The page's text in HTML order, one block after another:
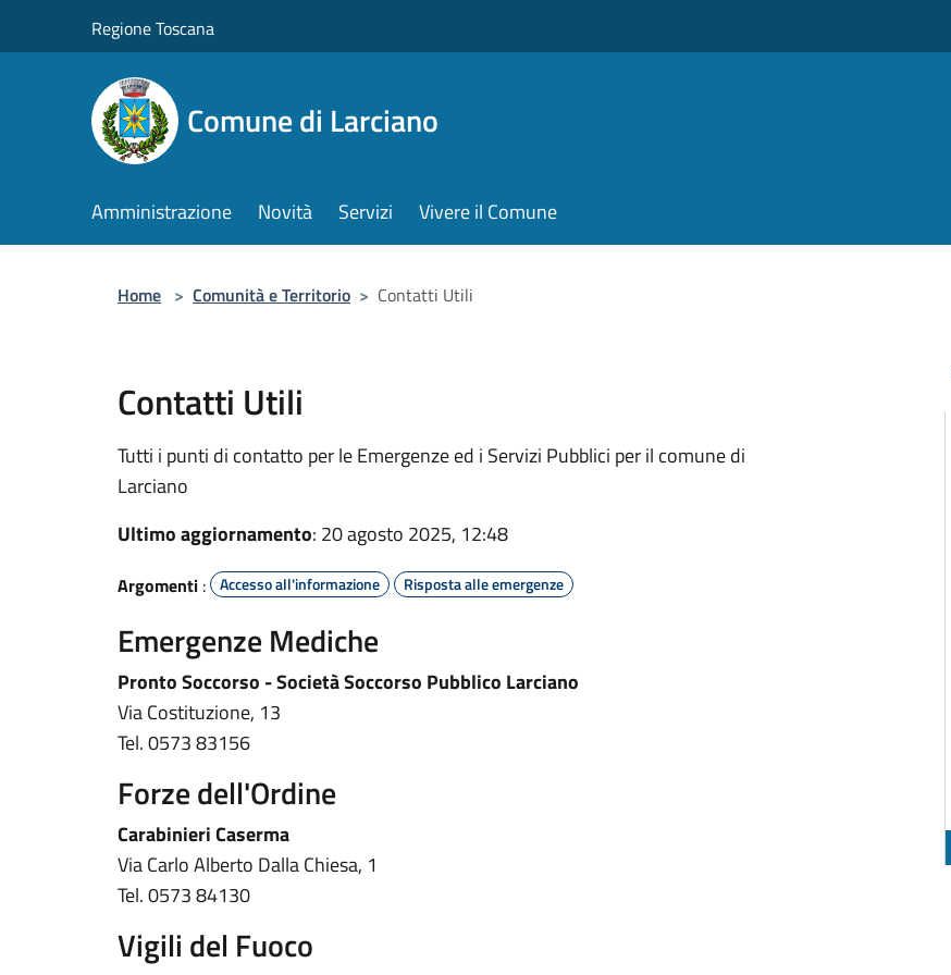
Regione Toscana
Comune di Larciano
Amministrazione Novità Servizi Vivere il Comune
Home > Comunità e Territorio > Contatti Utili
Contatti Utili
Tutti i punti di contatto per le Emergenze ed i Servizi Pubblici per il comune di
Larciano
Ultimo aggiornamento: 20 agosto 2025, 12:48
Argomenti : Accesso all'informazione Risposta alle emergenze
Emergenze Mediche
Pronto Soccorso - Società Soccorso Pubblico Larciano
Via Costituzione, 13
Tel. 0573 83156
Forze dell'Ordine
Carabinieri Caserma
Via Carlo Alberto Dalla Chiesa, 1
Tel. 0573 84130
Vigili del Fuoco